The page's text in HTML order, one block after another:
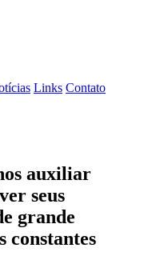
Links Contato
auxiliar
seus
grande
constantes